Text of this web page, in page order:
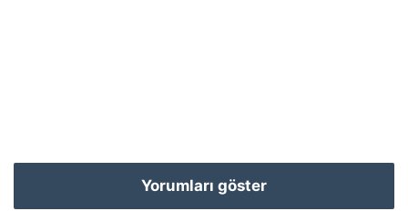
Yorumları göster